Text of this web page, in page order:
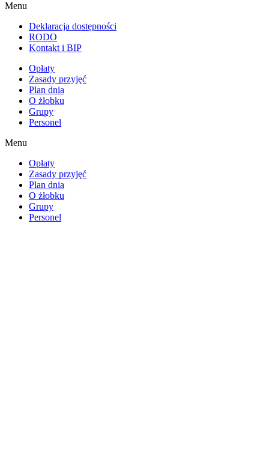
Menu
Deklaracja dostępności
RODO
Kontakt i BIP
Opłaty
Zasady przyjęć
Plan dnia
O żłobku
Grupy
Personel
Menu
Opłaty
Zasady przyjęć
Plan dnia
O żłobku
Grupy
Personel